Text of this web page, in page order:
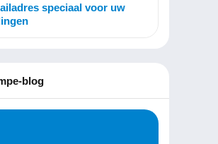
speciaal voor uw
blog